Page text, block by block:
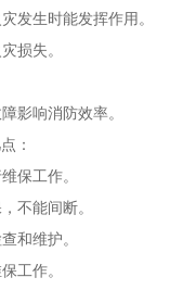
发生时能发挥作用。
损失。
影响消防效率。
：
保工作。
不能间断。
和维护。
工作。